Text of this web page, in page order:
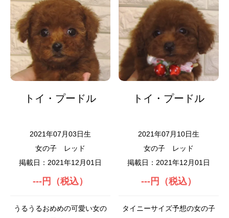
トイ・プードル
2021年07月03日生
女の子
レッド
掲載日：2021年12月01日
---円（税込）
うるうるおめめの可愛い女の
トイ・プードル
2021年07月10日生
女の子
レッド
掲載日：2021年12月01日
---円（税込）
タイニーサイズ予想の女の子